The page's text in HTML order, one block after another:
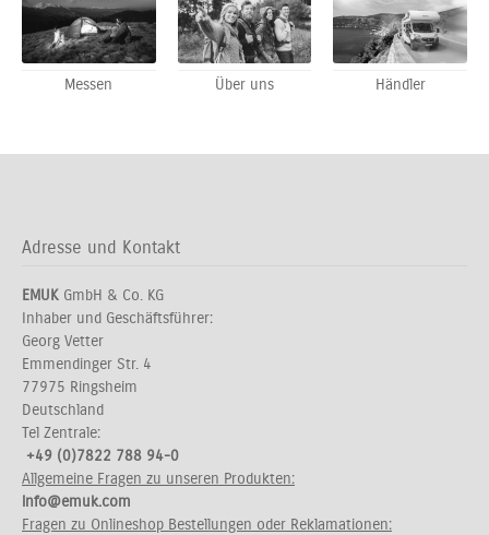
Messen Über uns Händler
Adresse und Kontakt
EMUK GmbH & Co. KG
Inhaber und Geschäftsführer:
Georg Vetter
Emmendinger Str. 4
77975 Ringsheim
Deutschland
Tel Zentrale:
+49 (0)7822 788 94-0
Allgemeine Fragen zu unseren Produkten:
info@emuk.com
Fragen zu Onlineshop Bestellungen oder Reklamationen: